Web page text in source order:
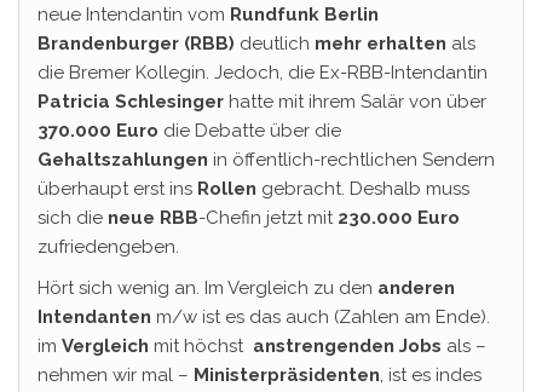
neue Intendantin vom Rundfunk Berlin
Brandenburger (RBB) deutlich mehr erhalten als
die Bremer Kollegin. Jedoch, die Ex-RBB-Intendantin
Patricia Schlesinger hatte mit ihrem Salär von über
370.000 Euro die Debatte über die
Gehaltszahlungen in öffentlich-rechtlichen Sendern
überhaupt erst ins Rollen gebracht. Deshalb muss
sich die neue RBB-Chefin jetzt mit 230.000 Euro
zufriedengeben.
Hört sich wenig an. Im Vergleich zu den anderen
Intendanten m/w ist es das auch (Zahlen am Ende).
im Vergleich mit höchst anstrengenden Jobs als –
nehmen wir mal – Ministerpräsidenten, ist es indes